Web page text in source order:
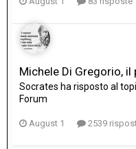
Michele Di Gregorio,
Socrates ha risposto al
Forum
August 1 2539